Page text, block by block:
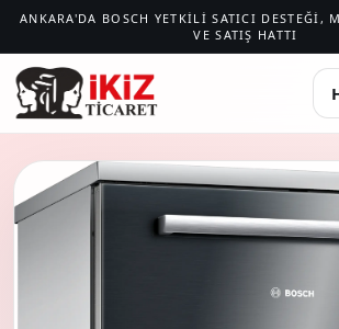
ANKARA'DA BOSCH YETKILI SATICI DESTEĞI,
VE SATIŞ HATTI
İKIZ TICARET